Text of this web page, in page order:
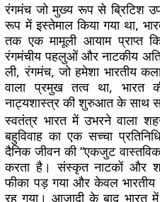
रंगमंच जो मुख्य रूप से ब्रिटिश
रूप में इस्तेमाल किया गया था,
तक एक मामूली आयाम प्राप्त
रंगमंचीय पहलुओं और नाटकीय
ली, रंगमंच, जो हमेशा भारतीय
वाला प्रमुख तत्व था, भारत
नाट्यशास्त्र की शुरुआत के साथ
स्वतंत्र भारत में उभरने वाला
बहुविवाह का एक सच्चा
दैनिक जीवन की “एकजुट
करता है। संस्कृत नाटकों और
फीका पड़ गया और केवल
रह गया। आजादी के बाद भारत